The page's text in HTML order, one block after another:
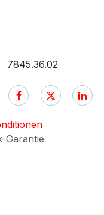
7845.36.02
Garantie